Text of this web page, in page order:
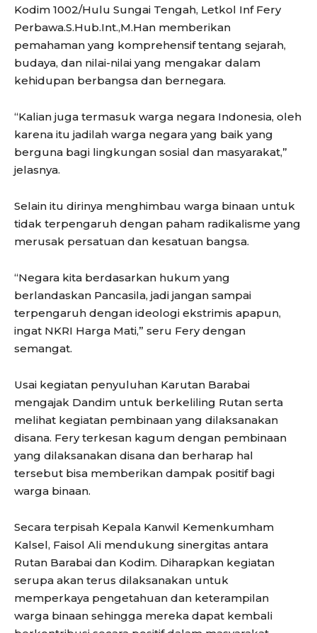
Kodim 1002/Hulu Sungai Tengah, Letkol Inf Fery
Perbawa.S.Hub.Int.,M.Han memberikan
pemahaman yang komprehensif tentang sejarah,
budaya, dan nilai-nilai yang mengakar dalam
kehidupan berbangsa dan bernegara.
“Kalian juga termasuk warga negara Indonesia, oleh
karena itu jadilah warga negara yang baik yang
berguna bagi lingkungan sosial dan masyarakat,”
jelasnya.
Selain itu dirinya menghimbau warga binaan untuk
tidak terpengaruh dengan paham radikalisme yang
merusak persatuan dan kesatuan bangsa.
“Negara kita berdasarkan hukum yang
berlandaskan Pancasila, jadi jangan sampai
terpengaruh dengan ideologi ekstrimis apapun,
ingat NKRI Harga Mati,” seru Fery dengan
semangat.
Usai kegiatan penyuluhan Karutan Barabai
mengajak Dandim untuk berkeliling Rutan serta
melihat kegiatan pembinaan yang dilaksanakan
disana. Fery terkesan kagum dengan pembinaan
yang dilaksanakan disana dan berharap hal
tersebut bisa memberikan dampak positif bagi
warga binaan.
Secara terpisah Kepala Kanwil Kemenkumham
Kalsel, Faisol Ali mendukung sinergitas antara
Rutan Barabai dan Kodim. Diharapkan kegiatan
serupa akan terus dilaksanakan untuk
memperkaya pengetahuan dan keterampilan
warga binaan sehingga mereka dapat kembali